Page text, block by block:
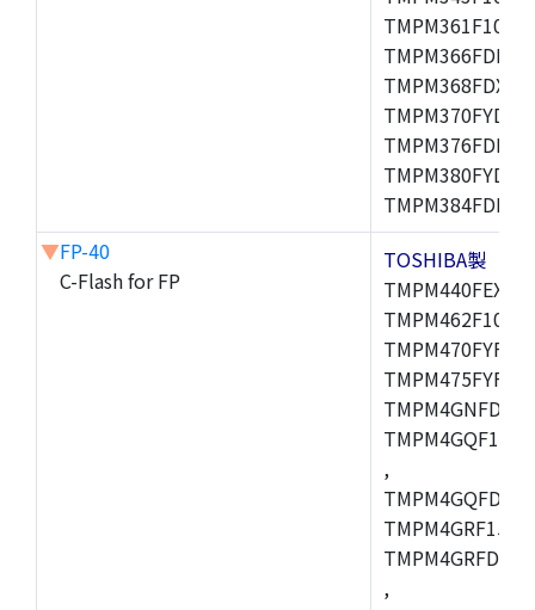
▼FP-40
C-Flash for FP
TOSHIBA製
,
,